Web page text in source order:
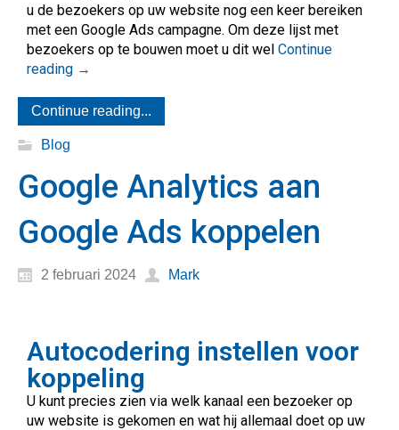
u de bezoekers op uw website nog een keer bereiken
met een Google Ads campagne. Om deze lijst met
bezoekers op te bouwen moet u dit wel Continue
reading →
Continue reading...
Blog
Google Analytics aan
Google Ads koppelen
2 februari 2024 Mark
Autocodering instellen voor
koppeling
U kunt precies zien via welk kanaal een bezoeker op
uw website is gekomen en wat hij allemaal doet op uw